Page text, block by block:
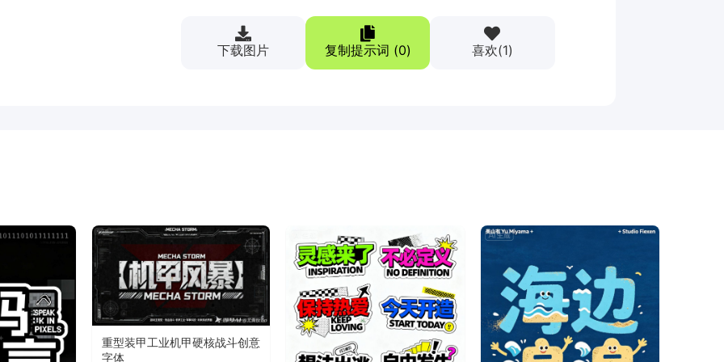
下载图片 复制提示词 (0) 喜欢(1)
重型装甲工业机甲硬核战斗创意
字体